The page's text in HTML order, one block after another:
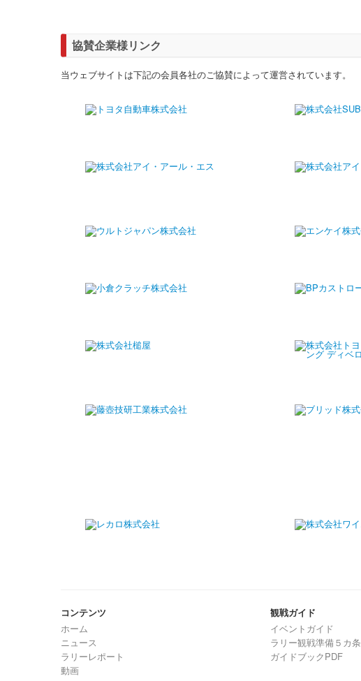
協賛企業様リンク
当ウェブサイトは下記の会員各社のご協賛によって運営されています。
コンテンツ
ホーム
ニュース
ラリーレポート
動画
観戦ガイド
イベントガイド
ラリー観戦準備５カ条
ガイドブックPDF